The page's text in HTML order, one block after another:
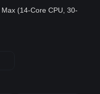
(14-Core CPU, 30-